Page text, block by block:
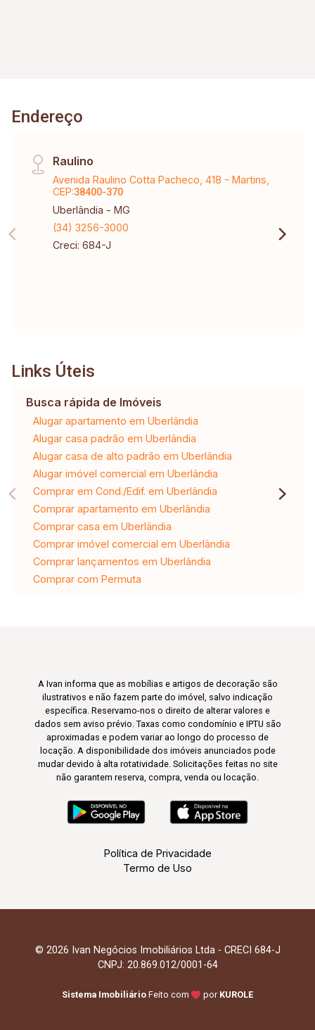
Endereço
Raulino
Avenida Raulino Cotta Pacheco, 418 - Martins,
CEP:38400-370
Uberlândia - MG
(34) 3256-3000
Creci: 684-J
Links Úteis
Busca rápida de Imóveis
Alugar apartamento em Uberlândia
Alugar casa padrão em Uberlândia
Alugar casa de alto padrão em Uberlândia
Alugar imóvel comercial em Uberlândia
Comprar em Cond./Edif. em Uberlândia
Comprar apartamento em Uberlândia
Comprar casa em Uberlândia
Comprar imóvel comercial em Uberlândia
Comprar lançamentos em Uberlândia
Comprar com Permuta
A Ivan informa que as mobílias e artigos de decoração são
ilustrativos e não fazem parte do imóvel, salvo indicação
específica. Reservamo-nos o direito de alterar valores e
dados sem aviso prévio. Taxas como condomínio e IPTU são
aproximadas e podem variar ao longo do processo de
locação. A disponibilidade dos imóveis anunciados pode
mudar devido à alta rotatividade. Solicitações feitas no site
não garantem reserva, compra, venda ou locação.
Política de Privacidade
Termo de Uso
© 2026 Ivan Negócios Imobiliários Ltda - CRECI 684-J
CNPJ: 20.869.012/0001-64
Sistema Imobiliário Feito com por KUROLE